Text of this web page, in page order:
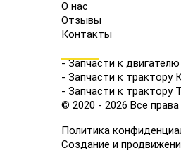
О нас
Отзывы
Контакты
- Запчасти к
- Запчасти к трактору
- Запчасти к трактору
© 2020 - 2026 Все
Политика
Создание и